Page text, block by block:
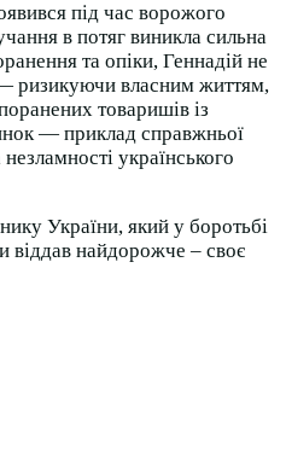
під час ворожого
в потяг виникла сильна
та опіки, Геннадій не
ризикуючи власним життям,
товаришів із
— приклад справжньої
українського
України, який у боротьбі
віддав найдорожче – своє